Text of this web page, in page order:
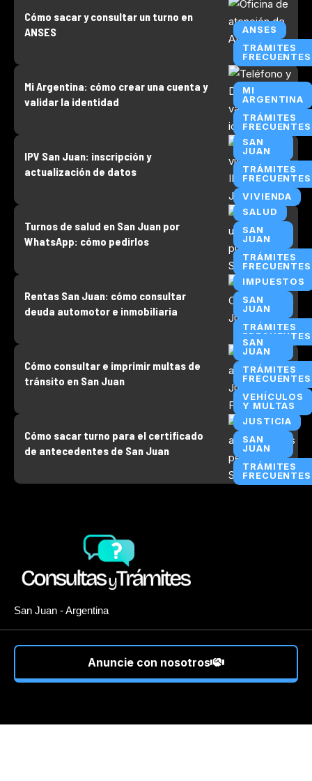
ANSES
TRÁMITES
FRECUENTES
Cómo sacar y consultar un turno en
ANSES
MI
ARGENTINA
TRÁMITES
FRECUENTES
Mi Argentina: cómo crear una cuenta y
validar la identidad
SAN
JUAN
TRÁMITES
FRECUENTES
VIVIENDA
IPV San Juan: inscripción y
actualización de datos
SALUD
SAN
JUAN
TRÁMITES
FRECUENTES
Turnos de salud en San Juan por
WhatsApp: cómo pedirlos
IMPUESTOS
SAN
JUAN
TRÁMITES
FRECUENTES
Rentas San Juan: cómo consultar
deuda automotor e inmobiliaria
SAN
JUAN
TRÁMITES
FRECUENTES
VEHÍCULOS
Y MULTAS
Cómo consultar e imprimir multas de
tránsito en San Juan
JUSTICIA
SAN
JUAN
TRÁMITES
FRECUENTES
Cómo sacar turno para el certificado
de antecedentes de San Juan
San Juan - Argentina
Anuncie con nosotros